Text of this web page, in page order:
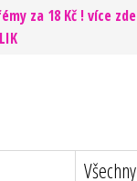
za 18 Kč ! více zde